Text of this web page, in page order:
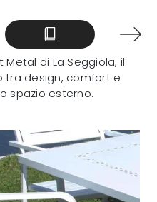
di La Seggiola, il
design, comfort e
spazio esterno.